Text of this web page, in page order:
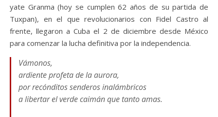
yate Granma (hoy se cumplen 62 años de su partida de
Tuxpan), en el que revolucionarios con Fidel Castro al
frente, llegaron a Cuba el 2 de diciembre desde México
para comenzar la lucha definitiva por la independencia.
Vámonos,
ardiente profeta de la aurora,
por recónditos senderos inalámbricos
a libertar el verde caimán que tanto amas.